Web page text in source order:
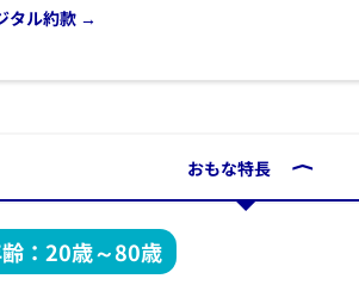
タル約款 →
おもな特長 ⟩
：20歳～80歳